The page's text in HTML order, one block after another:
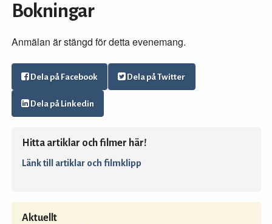
Bokningar
Anmälan är stängd för detta evenemang.
Dela på Facebook Dela på Twitter
Dela på Linkedin
Hitta artiklar och filmer här!
Länk till artiklar och filmklipp
Aktuellt